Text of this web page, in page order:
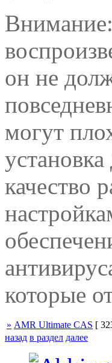
он не
могут
качество
которые
» AMR Ultimate CAS [
назад в раздел далее